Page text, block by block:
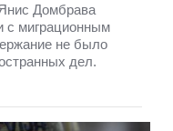
Домбрава
с миграционным
не было
дел.